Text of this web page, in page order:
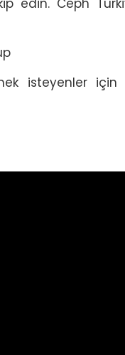
edin. Ceph
isteyenler